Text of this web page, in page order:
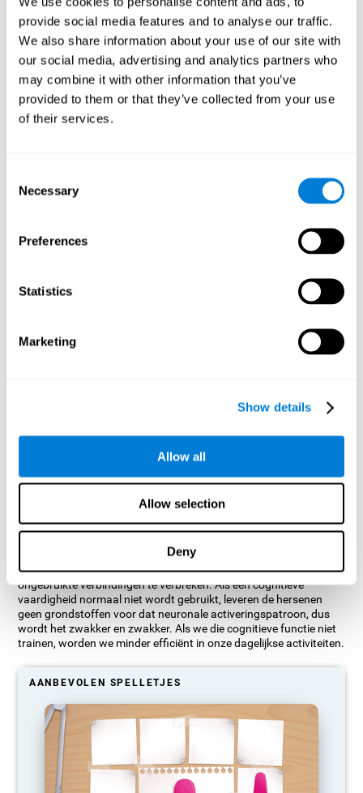
provide social media features and to analyse our traffic.
We also share information about your use of our site with
our social media, advertising and analytics partners who
may combine it with other information that you’ve
provided to them or that they’ve collected from your use
of their services.
Selection
Necessary
Preferences
Statistics
Marketing
Show details
Allow all
Allow selection
Deny
verschillende cognitieve vaardigheden op een speelse manier te
stimuleren.
Hoe verbetert 'Visuele
Kruiswoordpuzzel' mijn cognitieve
vaardigheden?
Door spelletjes te spelen zoals CogniFit's 'Visuele
creëren, en neurale netwerken helpen te reorganiseren en
verzwakte of beschadigde cognitieve functies te herstellen.
werkgeheugen, benoemen en waarnemen. Het consequent
stimuleren van deze vaardigheden kan helpen bij het creëren van
3E WEEK
Grafische projectie van neurale netwerken na 3 weken.
Wat gebeurt er als ik mijn cognitieve
vermogens niet train?
Onze hersenen hebben de neiging grondstoffen te besparen door
ongebruikte verbindingen te verbreken. Als een cognitieve
vaardigheid normaal niet wordt gebruikt, leveren de hersenen
geen grondstoffen voor dat neuronale activeringspatroon, dus
wordt het zwakker en zwakker. Als we die cognitieve functie niet
trainen, worden we minder efficiënt in onze dagelijkse activiteiten.
AANBEVOLEN SPELLETJES